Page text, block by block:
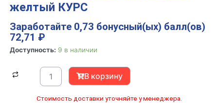
желтый КУРС
Заработайте 0,73 бонусный(ых) балл(ов)
72,71 ₽
Доступность: 9 в наличии
Количество
Шпагат
полипропиленовый
желтый
В корзину
Стоимость доставки уточняйте у менеджера.